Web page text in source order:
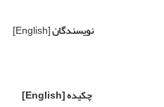
نویسندگان[English]
چکیده[English]